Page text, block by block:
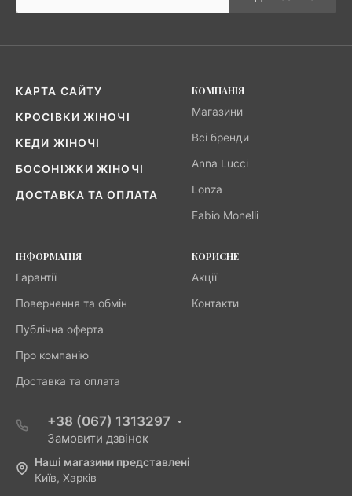
КАРТА САЙТУ
КРОСІВКИ ЖІНОЧІ
КЕДИ ЖІНОЧІ
БОСОНІЖКИ ЖІНОЧІ
ДОСТАВКА ТА ОПЛАТА
КОМПАНІЯ
Магазини
Всі бренди
Anna Lucci
Lonza
Fabio Monelli
ІНФОРМАЦІЯ
Гарантії
Повернення та обмін
Публічна оферта
Про компанію
Доставка та оплата
КОРИСНЕ
Акції
Контакти
+38 (067) 1313297
Замовити дзвінок
Наші магазини представлені
Київ, Харків